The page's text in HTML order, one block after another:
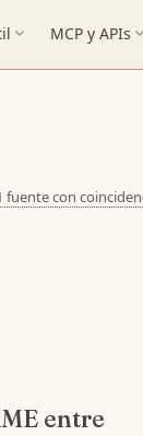
expand_more MCP y APIs expand_more
fuente con
entre